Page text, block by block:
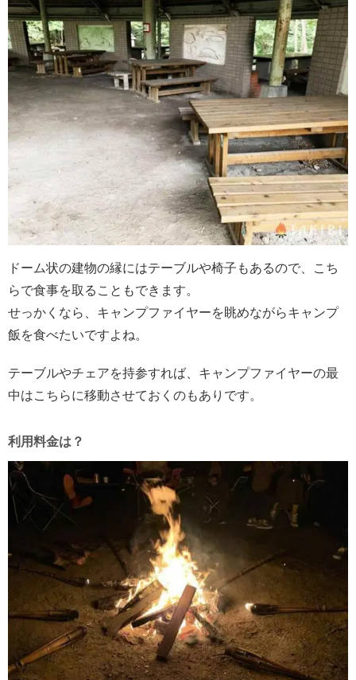
ドーム状の建物の縁にはテーブルや椅子もあるので、こち
らで食事を取ることもできます。
せっかくなら、キャンプファイヤーを眺めながらキャンプ
飯を食べたいですよね。
テーブルやチェアを持参すれば、キャンプファイヤーの最
中はこちらに移動させておくのもありです。
利用料金は？